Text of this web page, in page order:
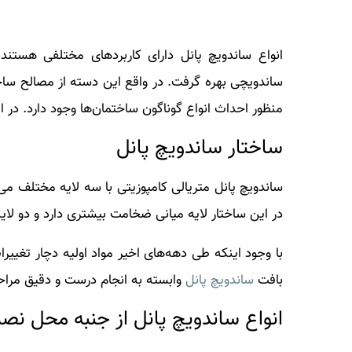
انواع ساندویچ پانل دارای کاربردهای مختلفی
ساندویچی بهره گرفت. در واقع این دسته از مصالح
منظور احداث انواع گوناگون ساختمان‌ها وجود دارد. در
ساختار ساندویچ پانل
ساندویچ پانل متریالی کامپوزیتی با سه لایه
در این ساختار لایه میانی ضخامت بیشتری دارد و دو
با وجود اینکه طی دهه‌های اخیر مواد اولیه دچار
بافت ساندویچ پانلوابسته به انجام درست و دقیق
انواع ساندویچ پانل از جنبه محل